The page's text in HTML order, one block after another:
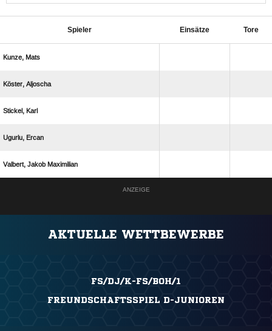
Spieler Einsätze Tore
 
 
 
 
  
ANZEIGE
AKTUELLE WETTBEWERBE
FS/DJ/K-FS/BOH/1
FREUNDSCHAFTSSPIEL D-JUNIOREN